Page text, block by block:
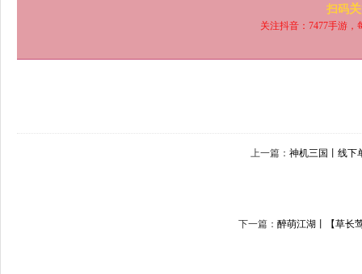
扫码
关注抖音：7477手游
上一篇： 神机三国丨线下
下一篇： 醉萌江湖丨【草长